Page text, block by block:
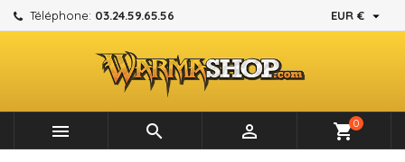
Téléphone: 03.24.59.65.56 EUR € 
   shopping_cart0
Mes listes d'envies ×
Créer une nouvelle liste
Créer une liste d'envies ×
Nom de la liste d'envies
Connexion ×
Vous devez être connecté pour ajouter des produits à
votre liste d'envies.